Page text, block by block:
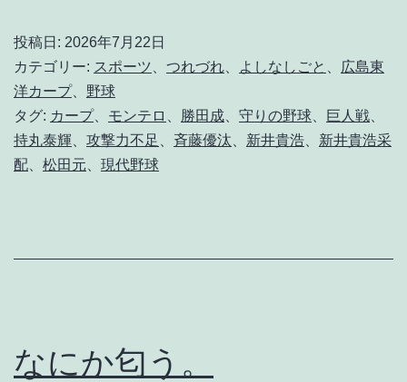
た
の
は
投稿日: 2026年7月22日
カテゴリー: スポーツ つれづれ よしなしごと
広島東
洋カープ、 野球
タグ: カープ、 モンテロ 勝田成 守りの野球 巨人戦
持丸泰輝
攻撃力不足 斉藤優汰 新井貴浩
新井貴浩采
配
松田元 現代野球
なにか匂う。